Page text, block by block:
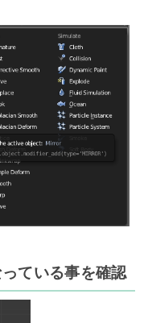
ている事を確認